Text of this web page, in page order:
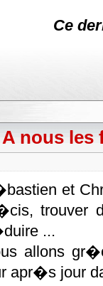
Ce
A nous les
et
trouver
...
allons
apr�s jour